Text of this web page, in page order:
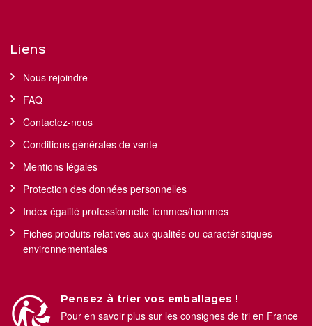
Liens
Nous rejoindre
FAQ
Contactez-nous
Conditions générales de vente
Mentions légales
Protection des données personnelles
Index égalité professionnelle femmes/hommes
Fiches produits relatives aux qualités ou caractéristiques
environnementales
Pensez à trier vos emballages !
Pour en savoir plus sur les consignes de tri en France